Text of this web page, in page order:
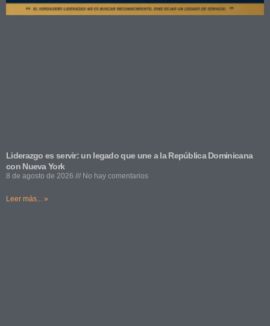
Liderazgo es servir: un legado que une a la República Dominicana
con Nueva York
8 de agosto de 2026 No hay comentarios
Leer más... »